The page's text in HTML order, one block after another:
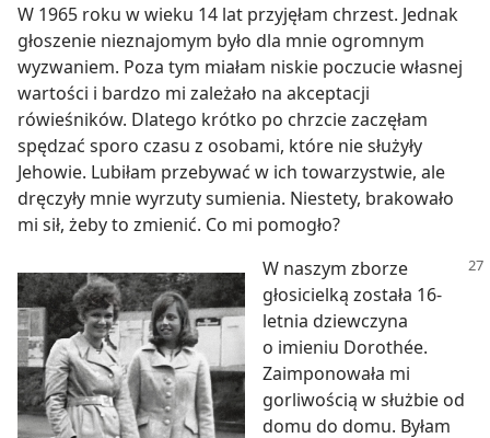
W 1965 roku w wieku 14 lat przyjęłam chrzest. Jednak
głoszenie nieznajomym było dla mnie ogromnym
wyzwaniem. Poza tym miałam niskie poczucie własnej
wartości i bardzo mi zależało na akceptacji
rówieśników. Dlatego krótko po chrzcie zaczęłam
spędzać sporo czasu z osobami, które nie służyły
Jehowie. Lubiłam przebywać w ich towarzystwie, ale
dręczyły mnie wyrzuty sumienia. Niestety, brakowało
mi sił, żeby to zmienić. Co mi pomogło?
W naszym zborze
głosicielką została 16-
letnia dziewczyna
o imieniu Dorothée.
Zaimponowała mi
gorliwością w służbie od
domu do domu. Byłam